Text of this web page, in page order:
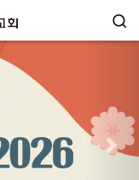
다음